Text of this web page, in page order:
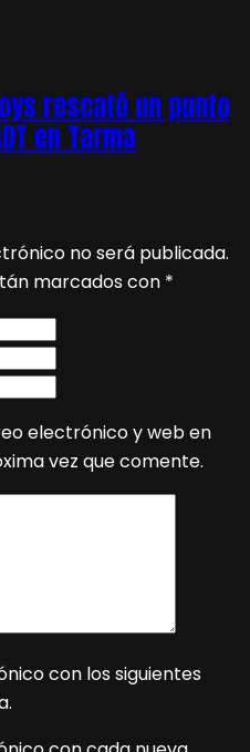
rescató un punto
en Tarma
no será publicada.
marcados con *
electrónico y web en
vez que comente.
con los siguientes